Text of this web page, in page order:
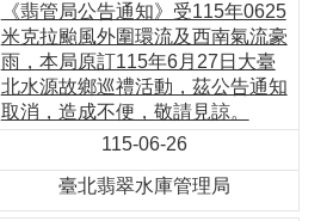
《翡管局公告通知》受115年0625
米克拉颱風外圍環流及西南氣流豪
雨，本局原訂115年6月27日大臺
北水源故鄉巡禮活動，茲公告通知
取消，造成不便，敬請見諒。
115-06-26
臺北翡翠水庫管理局